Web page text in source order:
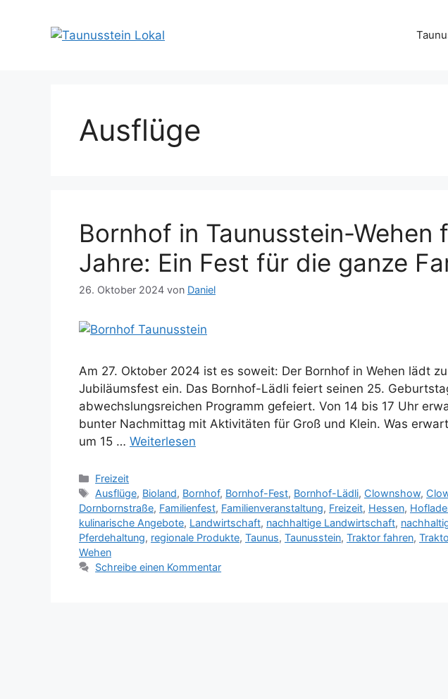
Ausflüge
Bornhof in Taunusstein-Wehen
Jahre: Ein Fest für die ganze
26. Oktober 2024 von Daniel
Am 27. Oktober 2024 ist es soweit: Der Bornhof in Wehen lädt
Jubiläumsfest ein. Das Bornhof-Lädli feiert seinen 25.
abwechslungsreichen Programm gefeiert. Von 14 bis 17 Uhr
bunter Nachmittag mit Aktivitäten für Groß und Klein. Was
um 15 … Weiterlesen
Kategorien
Freizeit
Schlagwörter
Ausflüge, Bioland, Bornhof, Bornhof-Fest, Bornhof-Lädli, Clownshow,
Dornbornstraße, Familienfest, Familienveranstaltung, Freizeit, Hessen,
kulinarische Angebote, Landwirtschaft, nachhaltige Landwirtschaft,
Pferdehaltung, regionale Produkte, Taunus, Taunusstein, Traktor fahren,
Wehen
Schreibe einen Kommentar